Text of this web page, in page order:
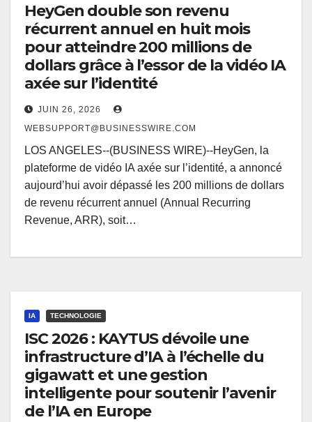
HeyGen double son revenu
récurrent annuel en huit mois
pour atteindre 200 millions de
dollars grâce à l’essor de la vidéo IA
axée sur l’identité
JUIN 26, 2026
WEBSUPPORT@BUSINESSWIRE.COM
LOS ANGELES--(BUSINESS WIRE)--HeyGen, la
plateforme de vidéo IA axée sur l’identité, a annoncé
aujourd’hui avoir dépassé les 200 millions de dollars
de revenu récurrent annuel (Annual Recurring
Revenue, ARR), soit…
IA TECHNOLOGIE
ISC 2026 : KAYTUS dévoile une
infrastructure d’IA à l’échelle du
gigawatt et une gestion
intelligente pour soutenir l’avenir
de l’IA en Europe